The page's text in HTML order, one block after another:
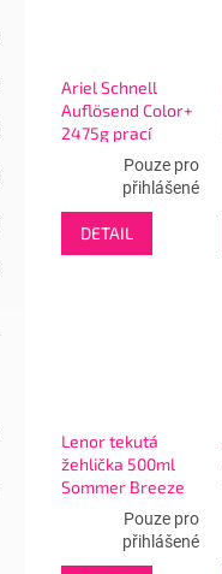
Ariel Schnell
Auflösend Color+
2475g prací
prášek 45 Pracích
Pouze pro
přihlášené
DETAIL
Lenor tekutá
žehlička 500ml
Sommer Breeze
Pouze pro
přihlášené